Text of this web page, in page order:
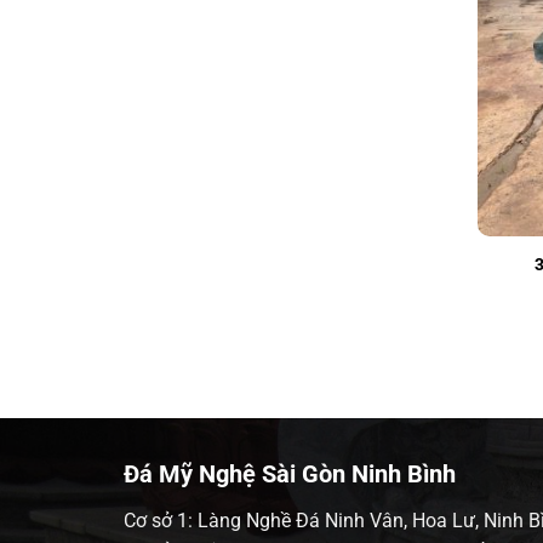
Đá Mỹ Nghệ Sài Gòn Ninh Bình
Cơ sở 1: Làng Nghề Đá Ninh Vân, Hoa Lư, Ninh